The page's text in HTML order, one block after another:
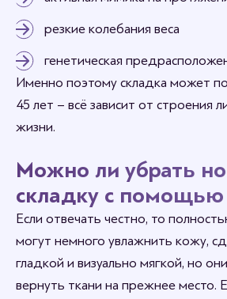
резкие колебания веса
генетическая
Именно поэтому складка может
45 лет – всё зависит от строения
жизни.
Можно ли убрать
складку с
Если отвечать честно, то
могут немного увлажнить кожу,
гладкой и визуально мягкой, но
вернуть ткани на прежнее место.